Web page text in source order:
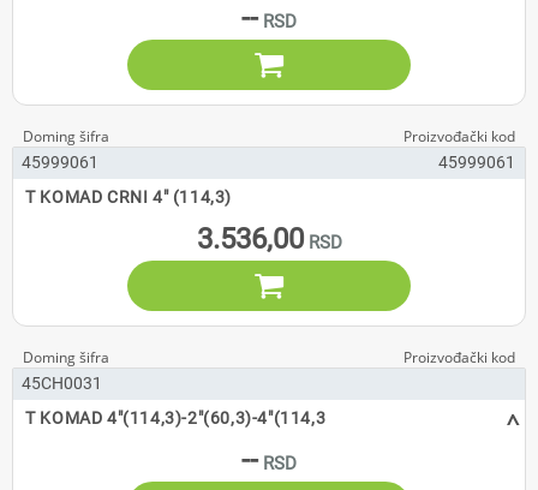
--

45999061
45999061
T KOMAD CRNI 4" (114,3)
3.536,00

45CH0031
T KOMAD 4"(114,3)-2"(60,3)-4"(114,3
--
^